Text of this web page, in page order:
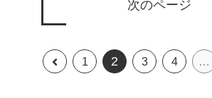
次のページ
1 2 3 4 …